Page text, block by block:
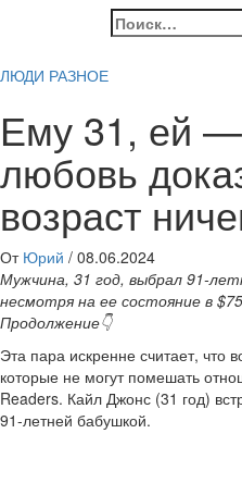
Найти:
ЛЮДИ РАЗНОЕ
Ему 31, ей
любовь
возраст
От Юрий / 08.06.2024
Мужчина, 31 год, выбрал 91-
несмотря на ее состояние в
Продолжение👇
Эта пара искренне считает, что
которые не могут помешать
Readers. Кайл Джонс (31 год)
91-летней бабушкой.